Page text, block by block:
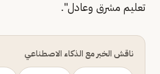
تعليم مشرق وعادل".
ناقش الخبر مع الذكاء الاصطناعي